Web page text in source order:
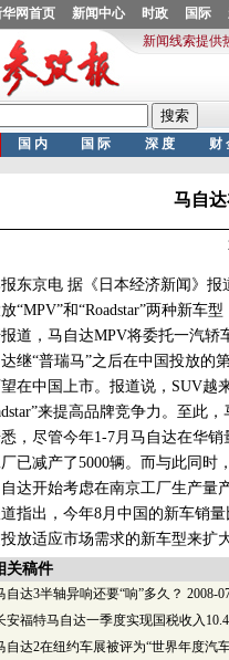
马自
京电 据《日本经济新闻》报
“MPV”和“Roadstar”两种新车型
，马自达MPV将委托一汽轿车
继“普瑞马”之后在中国投放的
在中国上市。报道说，SUV越
来提高品牌竞争力。至此
尽管今年1-7月马自达在华销
已减产了5000辆。而与此同时
达开始考虑在南京工厂生产量
出，今年8月中国的新车销量
放适应市场需求的新车型来扩
关稿件
自达3半轴异响还要“响”多久？ 2008-
安福特马自达一季度实现国税收入
自达2在纽约车展被评为“世界年度汽